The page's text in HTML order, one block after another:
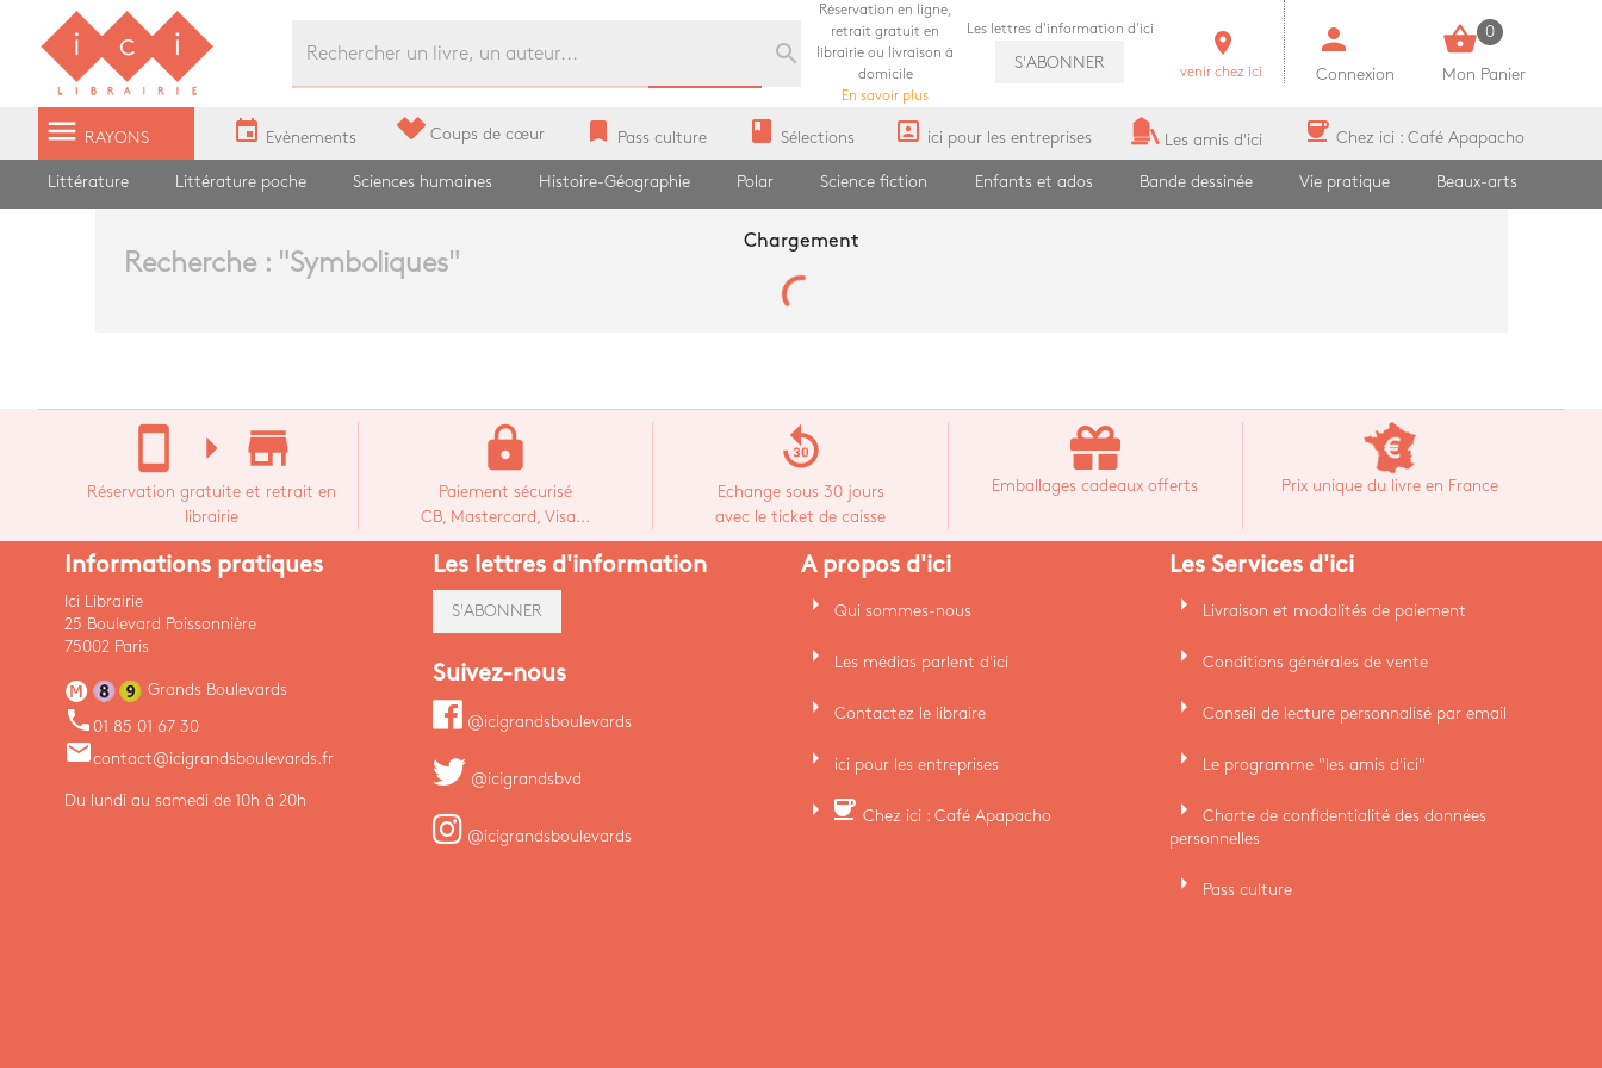
Librairie Ici Grands Boulevards
search
Réservation en ligne,
retrait gratuit en
librairie ou livraison à
domicile
En savoir plus
Les lettres d'information d'ici
S'ABONNER
room
venir chez ici
person
Connexion
shopping_basket 0
Mon Panier
menu RAYONS event Evènements Coups de cœur bookmark Pass culture book Sélections portrait ici pour les entreprises Les amis d'ici coffee Chez ici : Café Apapacho
Littérature Littérature poche Sciences humaines Histoire-Géographie Polar Science fiction Enfants et ados Bande dessinée Vie pratique Beaux-arts
Recherche : "Symboliques"
Chargement
stay_current_portrait arrow_right store_mall_directory
Réservation gratuite et retrait en
librairie
lock
Paiement sécurisé
CB, Mastercard, Visa...
replay_30
Echange sous 30 jours
avec le ticket de caisse
Emballages cadeaux offerts Prix unique du livre en France
Informations pratiques
Ici Librairie
25 Boulevard Poissonnière
75002 Paris
Grands Boulevards
phone 01 85 01 67 30
emailcontact@icigrandsboulevards.fr
Du lundi au samedi de 10h à 20h
Les lettres d'information
S'ABONNER
Suivez-nous
@icigrandsboulevards
@icigrandsbvd
@icigrandsboulevards
A propos d'ici
arrow_right Qui sommes-nous
arrow_right Les médias parlent d'ici
arrow_right Contactez le libraire
arrow_right ici pour les entreprises
arrow_right coffee Chez ici : Café Apapacho
Les Services d'ici
arrow_right Livraison et modalités de paiement
arrow_right Conditions générales de vente
arrow_right Conseil de lecture personnalisé par email
arrow_right Le programme "les amis d'ici"
arrow_right
Charte de confidentialité des données
personnelles
arrow_right Pass culture